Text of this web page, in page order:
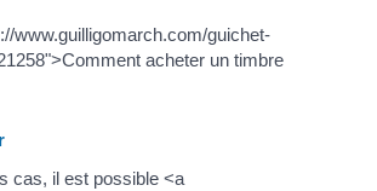
www.guilligomarch.com/guichet-
acheter un timbre
cas, il est possible <a